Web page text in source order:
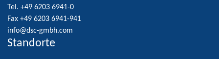
Tel. +49 6203 6941-0
Fax +49 6203 6941-941
info@dsc-gmbh.com
Standorte